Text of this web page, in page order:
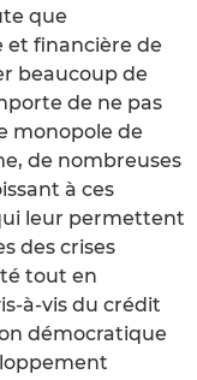
que
et financière de
beaucoup de
de ne pas
monopole de
de nombreuses
à ces
leur permettent
des crises
tout en
à-vis du crédit
démocratique